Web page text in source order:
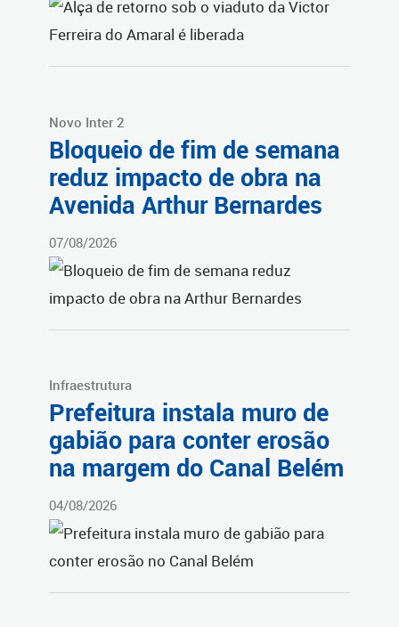
Novo Inter 2
Bloqueio de fim de semana
reduz impacto de obra na
Avenida Arthur Bernardes
07/08/2026
Infraestrutura
Prefeitura instala muro de
gabião para conter erosão
na margem do Canal Belém
04/08/2026